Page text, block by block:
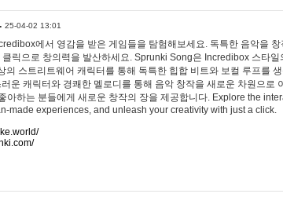
25-04-02 13:01
에서 영감을 받은 게임들을 탐험해보세요. 독특한 음악을
클릭으로 창의력을 발산하세요. Sprunki Song은 Incredibox 스타
의 스트리트웨어 캐릭터를 통해 독특한 힙합 비트와 보컬 루프를
운 캐릭터와 경쾌한 멜로디를 통해 음악 창작을 새로운 차원으로
아하는 분들에게 새로운 창작의 장을 제공합니다. Explore the
made experiences, and unleash your creativity with just a click.